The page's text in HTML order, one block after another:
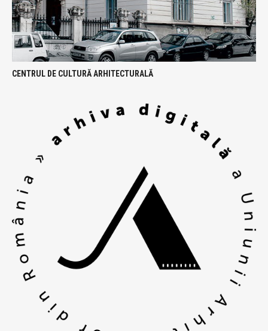
CENTRUL DE CULTURĂ ARHITECTURALĂ